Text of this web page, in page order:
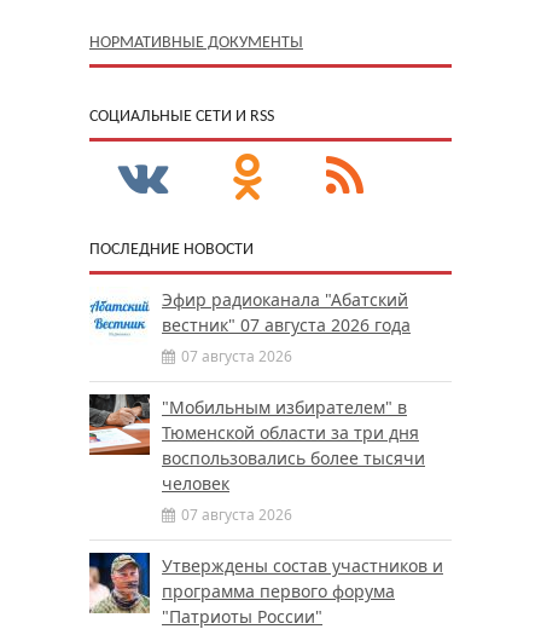
НОРМАТИВНЫЕ ДОКУМЕНТЫ
CОЦИАЛЬНЫЕ СЕТИ И RSS
ПОСЛЕДНИЕ НОВОСТИ
Эфир радиоканала "Абатский
вестник" 07 августа 2026 года
07 августа 2026
"Мобильным избирателем" в
Тюменской области за три дня
воспользовались более тысячи
человек
07 августа 2026
Утверждены состав участников и
программа первого форума
"Патриоты России"